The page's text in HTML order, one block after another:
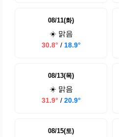
08/11(화)
☀️ 맑음
30.8° / 18.9°
08/13(목)
☀️ 맑음
31.9° / 20.9°
08/15(토)